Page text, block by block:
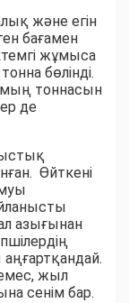
және егін
бағамен
жұмыса
бөлінді.
мың тоннасын
де
Өйткені
азығынан
жыл
сенім бар.